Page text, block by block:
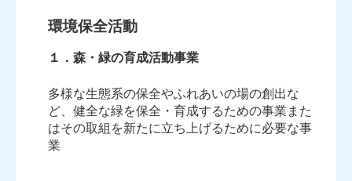
環境保全活動
１．森・緑の育成活動事業
多様な生態系の保全やふれあいの場の創出な
ど、健全な緑を保全・育成するための事業また
はその取組を新たに立ち上げるために必要な事
業